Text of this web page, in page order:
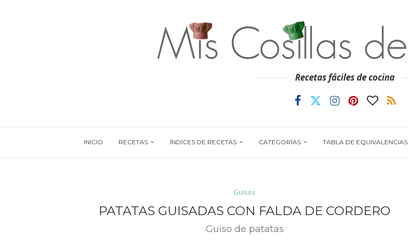
Recetas fáciles de cocina
INICIO RECETAS ÍNDICES DE RECETAS CATEGORÍAS TABLA DE EQUIVALENCIAS
Guisos
PATATAS GUISADAS CON FALDA DE CORDERO
Guiso de patatas